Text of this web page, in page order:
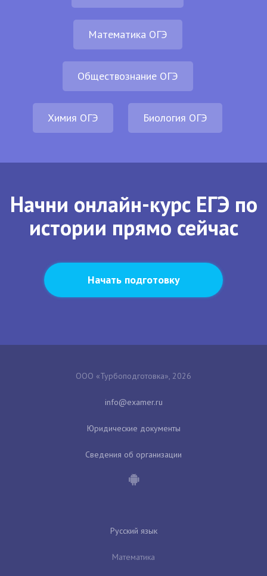
Математика ОГЭ
Обществознание ОГЭ
Химия ОГЭ Биология ОГЭ
Начни онлайн-курс ЕГЭ по
истории прямо сейчас
Начать подготовку
ООО «Турбоподготовка», 2026
Юридические документы
Сведения об организации
Русский язык
Математика